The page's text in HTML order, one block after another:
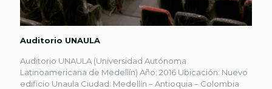
Auditorio UNAULA
Auditorio UNAULA (Universidad Autónoma
Latinoamericana de Medellín) Año: 2016 Ubicación: Nuevo
edificio Unaula Ciudad: Medellín – Antioquia – Colombia